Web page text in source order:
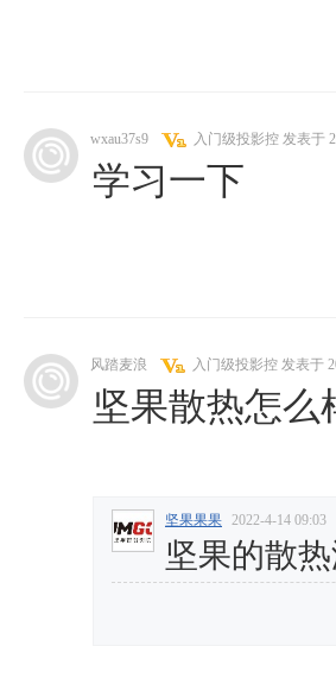
wxau37s9 入门级投影控 发表于
学习一下
风踏麦浪 入门级投影控 发表于
坚果散热怎么
坚果果果 2022-4-14 09:03
坚果的散